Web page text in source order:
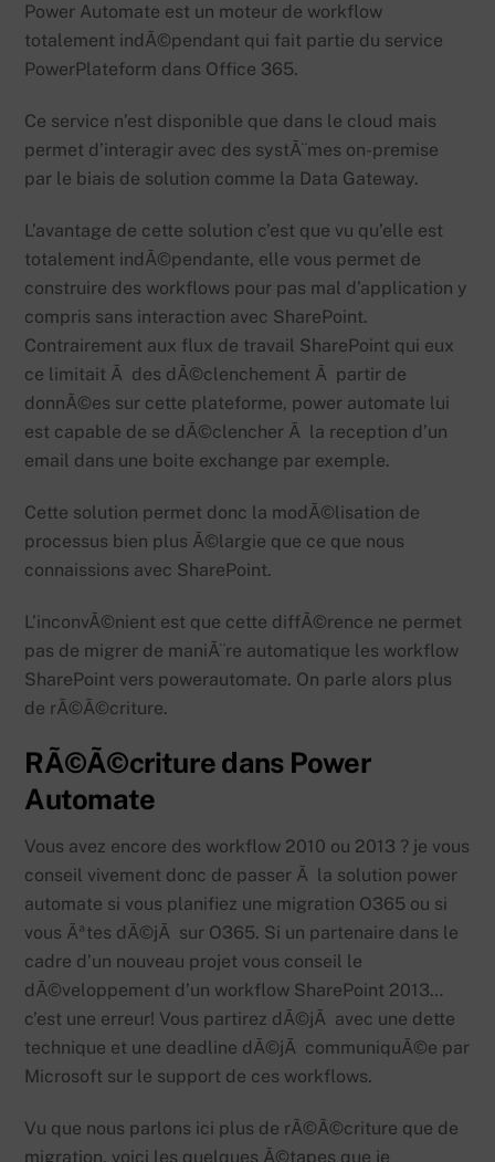
Power Automate est un moteur de workflow
totalement indÃ©pendant qui fait partie du service
PowerPlateform dans Office 365.
Ce service n’est disponible que dans le cloud mais
permet d’interagir avec des systÃ¨mes on-premise
par le biais de solution comme la Data Gateway.
L’avantage de cette solution c’est que vu qu’elle est
totalement indÃ©pendante, elle vous permet de
construire des workflows pour pas mal d’application y
compris sans interaction avec SharePoint.
Contrairement aux flux de travail SharePoint qui eux
ce limitait Ã des dÃ©clenchement Ã partir de
donnÃ©es sur cette plateforme, power automate lui
est capable de se dÃ©clencher Ã la reception d’un
email dans une boite exchange par exemple.
Cette solution permet donc la modÃ©lisation de
processus bien plus Ã©largie que ce que nous
connaissions avec SharePoint.
L’inconvÃ©nient est que cette diffÃ©rence ne permet
pas de migrer de maniÃ¨re automatique les workflow
SharePoint vers powerautomate. On parle alors plus
de rÃ©Ã©criture.
RÃ©Ã©criture dans Power
Automate
Vous avez encore des workflow 2010 ou 2013 ? je vous
conseil vivement donc de passer Ã la solution power
automate si vous planifiez une migration O365 ou si
vous Ãªtes dÃ©jÃ sur O365. Si un partenaire dans le
cadre d’un nouveau projet vous conseil le
dÃ©veloppement d’un workflow SharePoint 2013…
c’est une erreur! Vous partirez dÃ©jÃ avec une dette
technique et une deadline dÃ©jÃ communiquÃ©e par
Microsoft sur le support de ces workflows.
Vu que nous parlons ici plus de rÃ©Ã©criture que de
migration, voici les quelques Ã©tapes que je